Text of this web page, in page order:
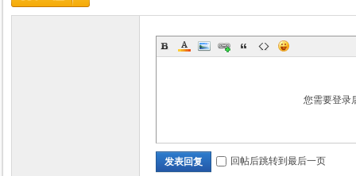
您需要登录
发表回复 回帖后跳转到最后一页